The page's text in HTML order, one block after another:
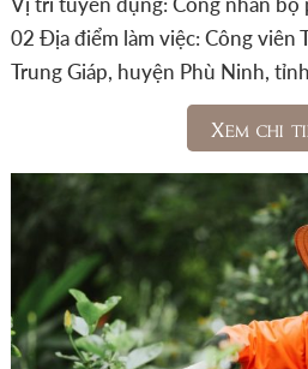
02 Địa điểm làm việc: Công viên
Trung Giáp, huyện Phù Ninh,
Xem chi